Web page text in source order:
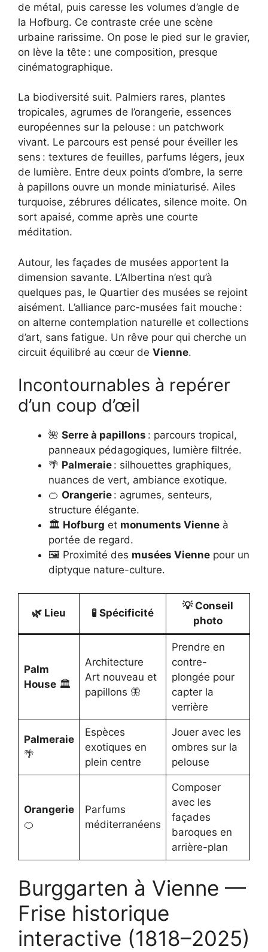
de métal, puis caresse les volumes d’angle de
la Hofburg. Ce contraste crée une scène
urbaine rarissime. On pose le pied sur le gravier,
on lève la tête : une composition, presque
cinématographique.
La biodiversité suit. Palmiers rares, plantes
tropicales, agrumes de l’orangerie, essences
européennes sur la pelouse : un patchwork
vivant. Le parcours est pensé pour éveiller les
sens : textures de feuilles, parfums légers, jeux
de lumière. Entre deux points d’ombre, la serre
à papillons ouvre un monde miniaturisé. Ailes
turquoise, zébrures délicates, silence moite. On
sort apaisé, comme après une courte
méditation.
Autour, les façades de musées apportent la
dimension savante. L’Albertina n’est qu’à
quelques pas, le Quartier des musées se rejoint
aisément. L’alliance parc-musées fait mouche :
on alterne contemplation naturelle et collections
d’art, sans fatigue. Un rêve pour qui cherche un
circuit équilibré au cœur de Vienne.
Incontournables à repérer
d’un coup d’œil
🌺 Serre à papillons : parcours tropical,
panneaux pédagogiques, lumière filtrée.
🌴 Palmeraie : silhouettes graphiques,
nuances de vert, ambiance exotique.
🍊 Orangerie : agrumes, senteurs,
structure élégante.
🏛️ Hofburg et monuments Vienne à
portée de regard.
🖼️ Proximité des musées Vienne pour un
diptyque nature-culture.
🌿 Lieu 🧪 Spécificité
💡 Conseil
photo
Palm
House🏛️
Architecture
Art nouveau et
papillons 🦋
Prendre en
contre-
plongée pour
capter la
verrière
Palmeraie
🌴
Espèces
exotiques en
plein centre
Jouer avec les
ombres sur la
pelouse
Orangerie
🍊
Parfums
méditerranéens
Composer
avec les
façades
baroques en
arrière-plan
Burggarten à Vienne —
Frise historique
interactive (1818–2025)